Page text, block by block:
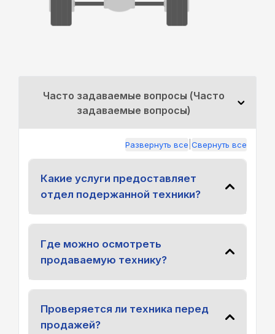
Часто задаваемые вопросы (Часто
задаваемые вопросы)
Развернуть все Свернуть все
Какие услуги предоставляет
отдел подержанной техники?
Где можно осмотреть
продаваемую технику?
Проверяется ли техника перед
продажей?